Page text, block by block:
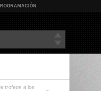
trofeos a los